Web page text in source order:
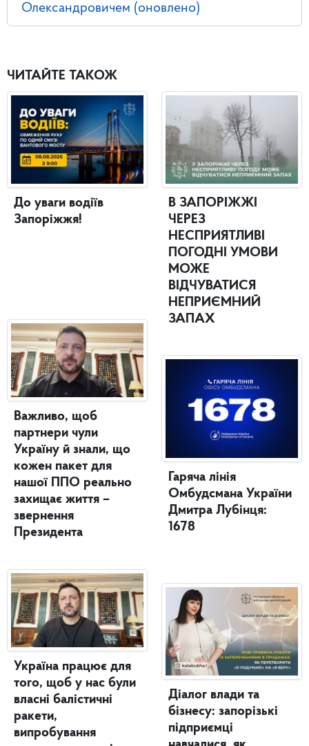
Олександровичем (оновлено)
ЧИТАЙТЕ ТАКОЖ
До уваги водіїв
Запоріжжя!
Важливо, щоб
партнери чули
Україну й знали, що
кожен пакет для
нашої ППО реально
захищає життя –
звернення
Президента
Україна працює для
того, щоб у нас були
власні балістичні
ракети,
випробування
В ЗАПОРІЖЖІ
ЧЕРЕЗ
НЕСПРИЯТЛИВІ
ПОГОДНІ УМОВИ
МОЖЕ
ВІДЧУВАТИСЯ
НЕПРИЄМНИЙ
ЗАПАХ
Гаряча лінія
Омбудсмана України
Дмитра Лубінця:
1678
Діалог влади та
бізнесу: запорізькі
підприємці